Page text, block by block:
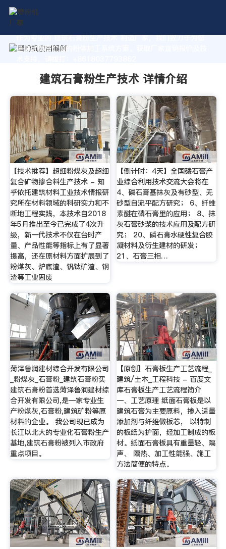
作为专业的 建筑石膏粉生产技术 制造厂家，我们致力于为您
量身定制高价值的粉体加工系统方案。获取厂家直销报价及技
建筑石膏粉生产技术 详情介绍
【技术推荐】超细粉煤灰及超细
复合矿物掺合料生产技术 - 知
乎依托建筑材料工业技术情报研
究所在材料领域的科研实力和不
断地工程实践，本技术自2018
年5月推出至今已完成了4次升
级，新一代技术不仅在台时产
量、产品性能等指标上有了显著
提高，还在原材料方面扩展到了
粉煤灰、炉底渣、钒钛矿渣、钢
渣等工业固废
【倒计时：4天】全国磷石膏产
业综合利用技术交流大会将在
4、磷石膏基抹灰及有砂型、无
砂型自流平配方研究； 6、纤维
素醚在磷石膏里的应用； 8、抹
灰石膏砂浆的技术应用及配方研
究； 20、磷石膏水硬性复合胶
凝材料及衍生建材的研发；
21、石膏三相…
菏泽鲁润建材综合开发有限公司
_粉煤灰_石膏粉_建筑石膏粉买
建筑石膏粉首选菏泽鲁润建材综
合开发有限公司,是一家专业生
产粉煤灰,石膏粉,建筑矿粉等原
材料的企业。 我公司现已成为
长江以北大的专业化石膏粉生产
基地,建筑石膏粉被列入市政府
重点项目。
【原创】石膏板生产工艺流程_
建筑/土木_工程科技 - 百度文
库石膏板生产工艺流程简介
一、工艺原理 纸面石膏板是以
建筑石膏为主要原料，掺入适量
添加剂与纤维做板芯， 以特制
的板纸为护面，经加工制成的板
材。纸面石膏板具有重量轻、隔
声、 隔热、加工性能强、施工
方法简便的特点。